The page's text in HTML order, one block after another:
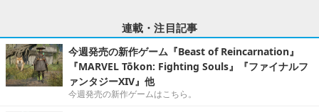
連載・注目記事
今週発売の新作ゲーム『Beast of Reincarnation』
『MARVEL Tōkon: Fighting Souls』『ファイナルフ
ァンタジーXIV』他
今週発売の新作ゲームはこちら。